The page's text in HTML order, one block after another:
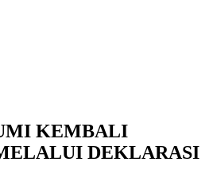
KEMBALI
DEKLARASI